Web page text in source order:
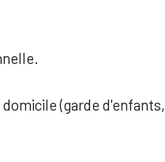
(garde d'enfants,